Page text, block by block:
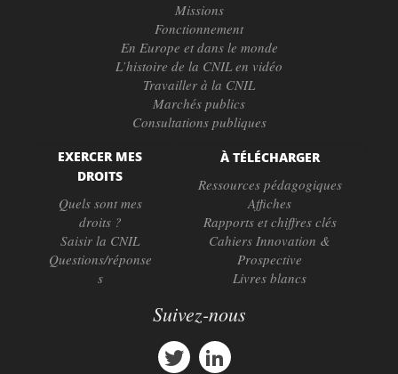
Missions
Fonctionnement
En Europe et dans le monde
L’histoire de la CNIL en vidéo
Travailler à la CNIL
Marchés publics
Consultations publiques
EXERCER MES
DROITS
Quels sont mes
droits ?
Saisir la CNIL
Questions/réponse
s
À TÉLÉCHARGER
Ressources pédagogiques
Affiches
Rapports et chiffres clés
Cahiers Innovation &
Prospective
Livres blancs
Suivez-nous